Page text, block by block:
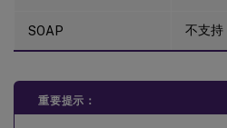
SOAP 不支持
重要提示：